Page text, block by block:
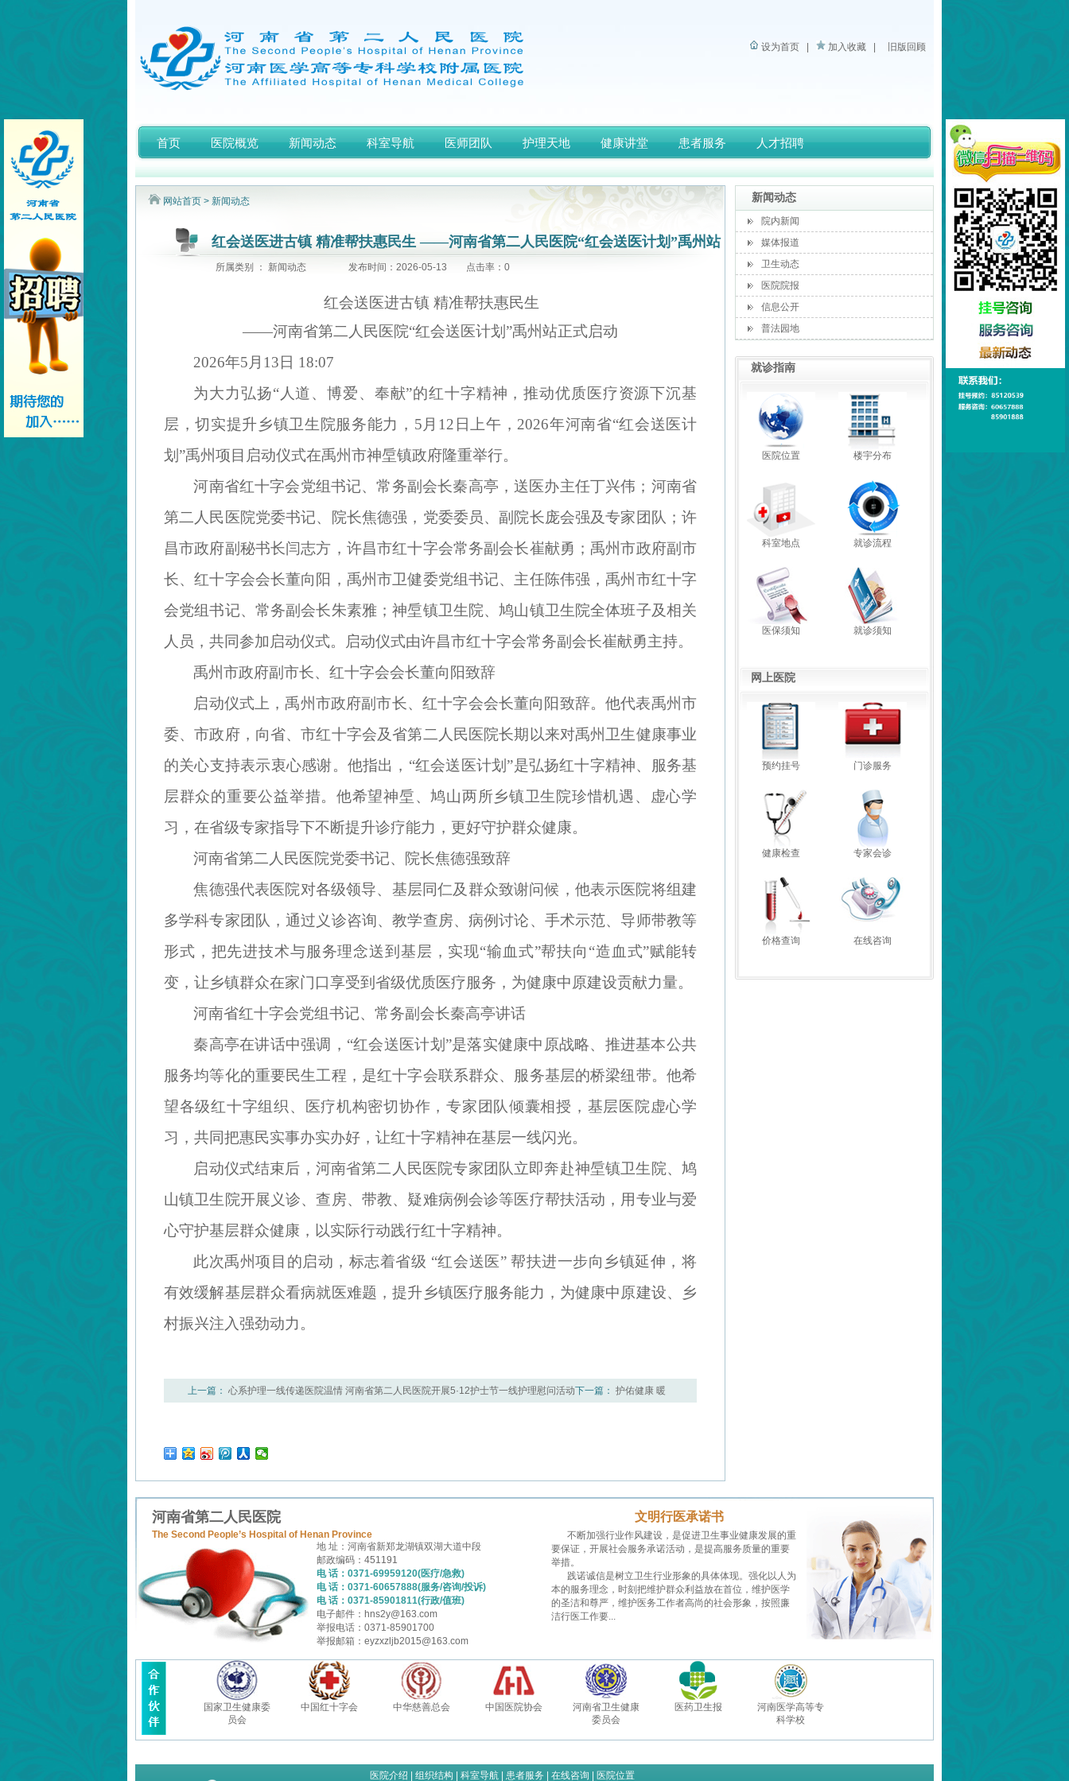
设为首页 加入收藏 旧版回顾
首页 医院概览 新闻动态 科室导航 医师团队 护理天地 健康讲堂 患者服务 人才招聘
网站首页 > 新闻动态
红会送医进古镇 精准帮扶惠民生 ——河南省第二人民医院“红会送医计划”禹州站
正式启动
所属类别 ： 新闻动态 发布时间：2026-05-13 点击率：0
红会送医进古镇 精准帮扶惠民生
——河南省第二人民医院“红会送医计划”禹州站正式启动
2026年5月13日 18:07
为大力弘扬“人道、博爱、奉献”的红十字精神，推动优质医疗资源下沉基
层，切实提升乡镇卫生院服务能力，5月12日上午，2026年河南省“红会送医计
划”禹州项目启动仪式在禹州市神垕镇政府隆重举行。
河南省红十字会党组书记、常务副会长秦高亭，送医办主任丁兴伟；河南省
第二人民医院党委书记、院长焦德强，党委委员、副院长庞会强及专家团队；许
昌市政府副秘书长闫志方，许昌市红十字会常务副会长崔献勇；禹州市政府副市
长、红十字会会长董向阳，禹州市卫健委党组书记、主任陈伟强，禹州市红十字
会党组书记、常务副会长朱素雅；神垕镇卫生院、鸠山镇卫生院全体班子及相关
人员，共同参加启动仪式。启动仪式由许昌市红十字会常务副会长崔献勇主持。
禹州市政府副市长、红十字会会长董向阳致辞
启动仪式上，禹州市政府副市长、红十字会会长董向阳致辞。他代表禹州市
委、市政府，向省、市红十字会及省第二人民医院长期以来对禹州卫生健康事业
的关心支持表示衷心感谢。他指出， “红会送医计划”是弘扬红十字精神、服务基
层群众的重要公益举措。他希望神垕、鸠山两所乡镇卫生院珍惜机遇、虚心学
习，在省级专家指导下不断提升诊疗能力，更好守护群众健康。
河南省第二人民医院党委书记、院长焦德强致辞
焦德强代表医院对各级领导、基层同仁及群众致谢问候，他表示医院将组建
多学科专家团队，通过义诊咨询、教学查房、病例讨论、手术示范、导师带教等
形式，把先进技术与服务理念送到基层，实现“输血式”帮扶向“造血式”赋能转
变，让乡镇群众在家门口享受到省级优质医疗服务，为健康中原建设贡献力量。
河南省红十字会党组书记、常务副会长秦高亭讲话
秦高亭在讲话中强调， “红会送医计划”是落实健康中原战略、推进基本公共
服务均等化的重要民生工程，是红十字会联系群众、服务基层的桥梁纽带。他希
望各级红十字组织、医疗机构密切协作，专家团队倾囊相授，基层医院虚心学
习，共同把惠民实事办实办好，让红十字精神在基层一线闪光。
启动仪式结束后，河南省第二人民医院专家团队立即奔赴神垕镇卫生院、鸠
山镇卫生院开展义诊、查房、带教、疑难病例会诊等医疗帮扶活动，用专业与爱
心守护基层群众健康，以实际行动践行红十字精神。
此次禹州项目的启动，标志着省级 “红会送医” 帮扶进一步向乡镇延伸，将
有效缓解基层群众看病就医难题，提升乡镇医疗服务能力，为健康中原建设、乡
村振兴注入强劲动力。
上一篇： 心系护理一线传递医院温情 河南省第二人民医院开展5·12护士节一线护理慰问活动下一篇： 护佑健康 暖
新闻动态
院内新闻
媒体报道
卫生动态
医院院报
信息公开
普法园地
就诊指南
医院位置 楼宇分布
科室地点 就诊流程
医保须知 就诊须知
网上医院
预约挂号 门诊服务
健康检查 专家会诊
价格查询 在线咨询
河南省第二人民医院
The Second People’s Hospital of Henan Province
地 址：河南省新郑龙湖镇双湖大道中段
邮政编码：451191
电 话：0371-69959120(医疗/急救)
电 话：0371-60657888(服务/咨询/投诉)
电 话：0371-85901811(行政/值班)
电子邮件：hns2y@163.com
举报电话：0371-85901700
举报邮箱：eyzxzljb2015@163.com
文明行医承诺书
不断加强行业作风建设，是促进卫生事业健康发展的重
要保证，开展社会服务承诺活动，是提高服务质量的重要
举措。
践诺诚信是树立卫生行业形象的具体体现。强化以人为
本的服务理念，时刻把维护群众利益放在首位，维护医学
的圣洁和尊严，维护医务工作者高尚的社会形象，按照廉
洁行医工作要...
国家卫生健康委
员会
中国红十字会 中华慈善总会 中国医院协会
河南省卫生健康
委员会
医药卫生报
河南医学高等专
科学校
医院介绍 组织结构 科室导航 患者服务 在线咨询 医院位置